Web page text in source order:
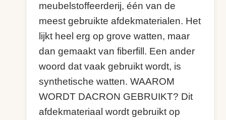
meubelstoffeerderij, één van de
meest gebruikte afdekmaterialen. Het
lijkt heel erg op grove watten, maar
dan gemaakt van fiberfill. Een ander
woord dat vaak gebruikt wordt, is
synthetische watten. WAAROM
WORDT DACRON GEBRUIKT? Dit
afdekmateriaal wordt gebruikt op